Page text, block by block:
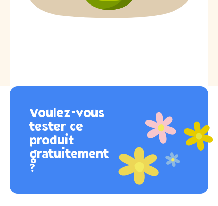
Voulez-vous
tester ce
produit
gratuitement
?